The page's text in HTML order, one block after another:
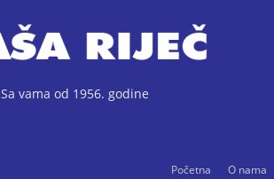
Sa vama od 1956. godine
Početna O nama